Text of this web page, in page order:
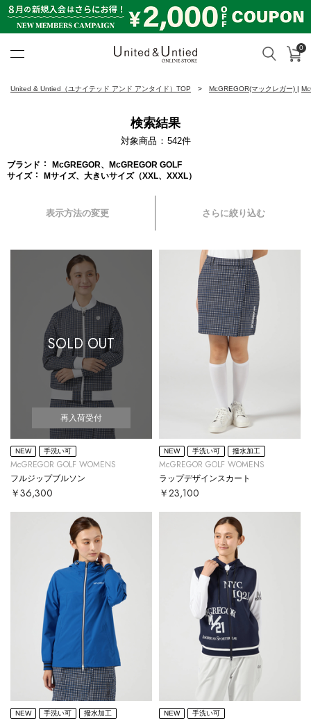
検索 カ
0
United & Untied（ユナイテッド アンド アンタイド）TOP McGREGOR(マックレガー) |
検索結果
対象商品 542件
ブランド
McGREGOR、McGREGOR GOLF
サイズ
Mサイズ、大きいサイズ（XXL、XXXL）
表示方法の変更 さらに絞り込む
SOLD OUT
再入荷受付
NEW 手洗い可
McGREGOR GOLF WOMENS
フルジップブルソン
￥36,300
NEW 手洗い可 撥水加工
McGREGOR GOLF WOMENS
ラップデザインスカート
￥23,100
NEW 手洗い可 撥水加工 NEW 手洗い可